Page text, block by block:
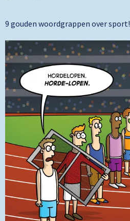
9 gouden woordgrappen over sport!